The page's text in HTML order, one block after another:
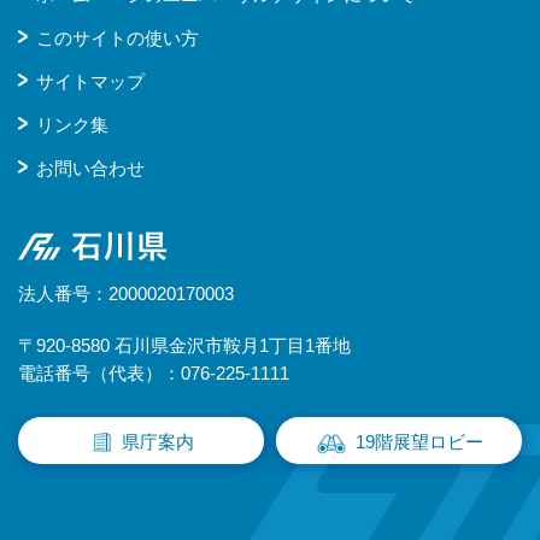
このサイトの使い方
サイトマップ
リンク集
お問い合わせ
石川県
法人番号：2000020170003
〒920-8580 石川県金沢市鞍月1丁目1番地
電話番号（代表）：076-225-1111
県庁案内 19階展望ロビー